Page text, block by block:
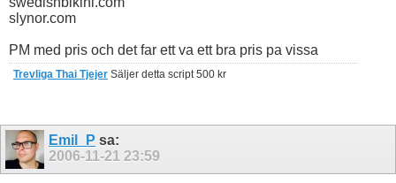
slynor.com
PM med pris och det far ett va ett bra pris pa vissa
Trevliga Thai Tjejer Säljer detta script 500 kr
Emil_P sa:
2006-11-21 23:59